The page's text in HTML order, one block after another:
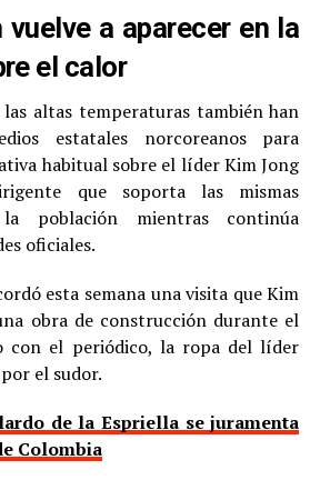
vuelve a aparecer en la
el calor
altas temperaturas también han
estatales norcoreanos para
habitual sobre el líder Kim Jong
que soporta las mismas
población mientras continúa
oficiales.
esta semana una visita que Kim
obra de construcción durante el
con el periódico, la ropa del líder
el sudor.
de la Espriella se juramenta
Colombia